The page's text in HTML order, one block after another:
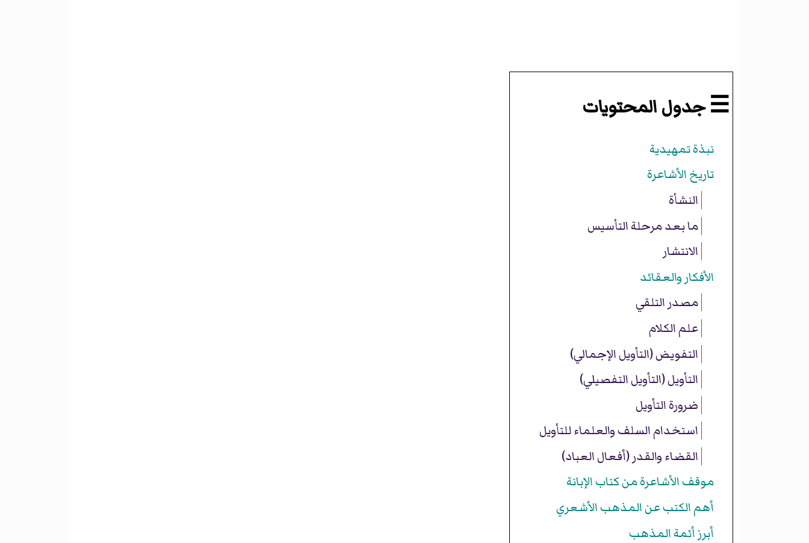
☰ جدول المحتويات
نبذة تمهيدية
تاريخ الأشاعرة
النشأة
ما بعد مرحلة التأسيس
الانتشار
الأفكار والعقائد
مصدر التلقي
علم الكلام
التفويض (التأويل الإجمالي)
التأويل (التأويل التفصيلي)
ضرورة التأويل
استخدام السلف والعلماء للتأويل
القضاء والقدر (أفعال العباد)
موقف الأشاعرة من كتاب الإبانة
أهم الكتب عن المذهب الأشعري
أبرز أئمة المذهب